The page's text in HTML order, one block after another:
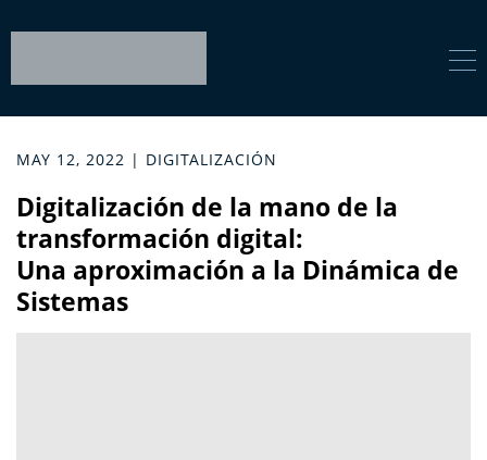
MAY 12, 2022 | DIGITALIZACIÓN
Digitalización de la mano de la
transformación digital:
Una aproximación a la Dinámica de
Sistemas